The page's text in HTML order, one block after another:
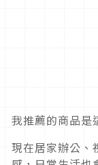
我推薦的商品是
現在居家辦公、